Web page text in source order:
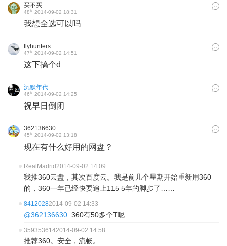
买不买
48# 2014-09-02 18:31
我想全选可以吗
flyhunters
47# 2014-09-02 14:51
这下搞个d
沉默年代
46# 2014-09-02 14:25
祝早日倒闭
362136630
45# 2014-09-02 13:18
现在有什么好用的网盘？
RealMadrid2014-09-02 14:09
我推360云盘，其次百度云。我是前几个星期开始重新用360
的，360一年已经快要追上115 5年的脚步了……
84120282014-09-02 14:33
@362136630: 360有50多个T呢
3593536142014-09-02 14:58
推荐360。安全，流畅。